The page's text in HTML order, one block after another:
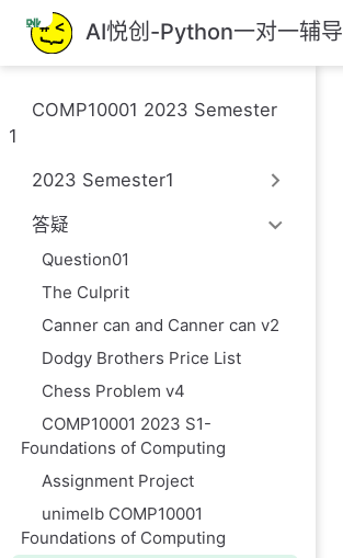
跳
至
主
內
AI悦创-Python一对一辅导
COMP10001 2023 Semester
1
2023 Semester1
答疑
Question01
The Culprit
Canner can and Canner can v2
Dodgy Brothers Price List
Chess Problem v4
COMP10001 2023 S1-
Foundations of Computing
Assignment Project
unimelb COMP10001
Foundations of Computing